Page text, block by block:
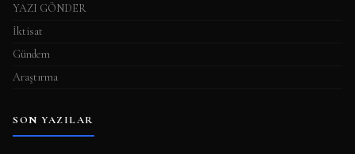
YAZI GÖNDER
İktisat
Gündem
Araştırma
SON YAZILAR